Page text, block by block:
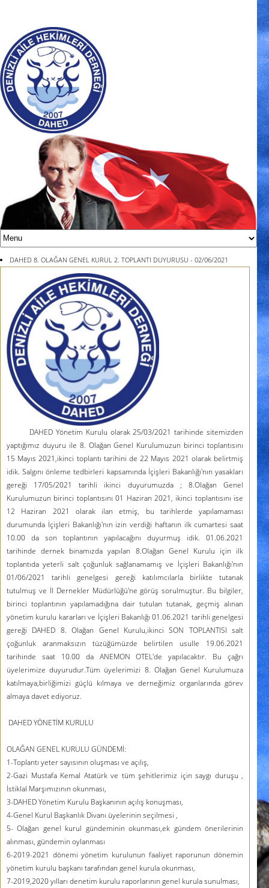
DAHED 8. OLAĞAN GENEL KURUL 2. TOPLANTI DUYURUSU - 02/06/2021
DAHED Yönetim Kurulu olarak 25/03/2021 tarihinde sitemizden
yaptığımız duyuru ile 8. Olağan Genel Kurulumuzun birinci toplantısını
15 Mayıs 2021,ikinci toplantı tarihini de 22 Mayıs 2021 olarak belirtmiş
idik. Salgını önleme tedbirleri kapsamında İçişleri Bakanlığı'nın yasakları
gereği 17/05/2021 tarihli ikinci duyurumuzda ; 8.Olağan Genel
Kurulumuzun birinci toplantısını 01 Haziran 2021, ikinci toplantısını ise
12 Haziran 2021 olarak ilan etmiş, bu tarihlerde yapılamaması
durumunda İçişleri Bakanlığı'nın izin verdiği haftanın ilk cumartesi saat
10.00 da son toplantının yapılacağını duyurmuş idik. 01.06.2021
tarihinde dernek binamızda yapılan 8.Olağan Genel Kurulu için ilk
toplantıda yeterli salt çoğunluk sağlanamamış ve İçişleri Bakanlığı'nın
01/06/2021 tarihli genelgesi gereği katılımcılarla birlikte tutanak
tutulmuş ve İl Dernekler Müdürlüğü'ne görüş sorulmuştur. Bu bilgiler,
birinci toplantının yapılamadığına dair tutulan tutanak, geçmiş alınan
yönetim kurulu kararları ve İçişleri Bakanlığı 01.06.2021 tarihli genelgesi
gereği DAHED 8. Olağan Genel Kurulu,ikinciSON TOPLANTISI salt
çoğunluk aranmaksızın tüzüğümüzde belirtilen usulle 19.06.2021
tarihinde saat 10.00 da ANEMON OTEL'de yapılacaktır. Bu çağrı
üyelerimize duyurudur.Tüm üyelerimizi 8. Olağan Genel Kurulumuza
katılmaya,birliğimizi güçlü kılmaya ve derneğimiz organlarında görev
almaya davet ediyoruz.
DAHED YÖNETİM KURULU
OLAĞAN GENEL KURULU GÜNDEMİ:
1-Toplantı yeter sayısının oluşması ve açılış,
2-Gazi Mustafa Kemal Atatürk ve tüm şehitlerimiz için saygı duruşu ,
İstiklal Marşımızının okunması,
3-DAHED Yönetim Kurulu Başkanının açılış konuşması,
4-Genel Kurul Başkanlık Divanı üyelerinin seçilmesi ,
5- Olağan genel kurul gündeminin okunması,ek gündem önerilerinin
alınması, gündemin oylanması
6-2019-2021 dönemi yönetim kurulunun faaliyet raporunun dönemin
yönetim kurulu başkanı tarafından genel kurula okunması,
7-2019,2020 yılları denetim kurulu raporlarının genel kurula sunulması,